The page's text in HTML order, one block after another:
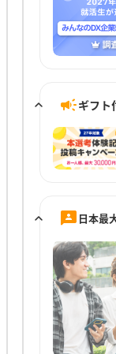
ギフト
日本最